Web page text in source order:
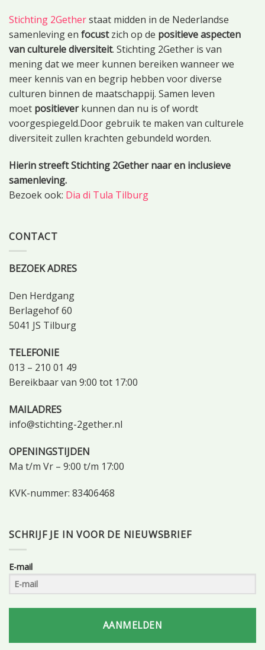
Stichting 2Getherstaat midden in de Nederlandse
samenleving en focustzich op de positieve aspecten
van culturele diversiteit. Stichting 2Gether is van
mening dat we meer kunnen bereiken wanneer we
meer kennis van en begrip hebben voor diverse
culturen binnen de maatschappij. Samen leven
moet positieverkunnen dan nu is of wordt
voorgespiegeld.Door gebruik te maken van culturele
diversiteit zullen krachten gebundeld worden.
Hierin streeft Stichting 2Gether naar en inclusieve
samenleving.
Bezoek ook: Dia di Tula Tilburg
CONTACT
BEZOEK ADRES
Den Herdgang
Berlagehof 60
5041 JS Tilburg
TELEFONIE
013 – 210 01 49
Bereikbaar van 9:00 tot 17:00
MAILADRES
info@stichting-2gether.nl
OPENINGSTIJDEN
Ma t/m Vr – 9:00 t/m 17:00
KVK-nummer: 83406468
SCHRIJF JE IN VOOR DE NIEUWSBRIEF
E-mail
AANMELDEN